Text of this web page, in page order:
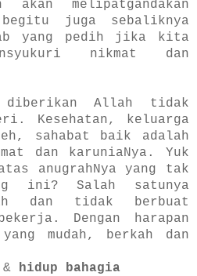
melipatgandakan
juga sebaliknya
yang pedih jika kita
nikmat dan
Allah tidak
Kesehatan, keluarga
sahabat baik adalah
dan karuniaNya. Yuk
anugrahNya yang tak
ini? Salah satunya
dan tidak berbuat
Dengan harapan
mudah, berkah dan
hidup bahagia